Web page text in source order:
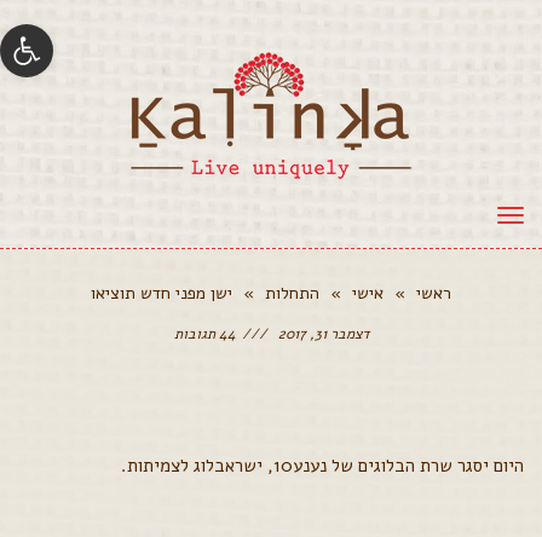
פתח
תפריט
ראשי » אישי » התחלות » ישן מפני חדש תוציאו
דצמבר 31, 2017 44 תגובות
היום יסגר שרת הבלוגים של נענע10, ישראבלוג לצמיתות.